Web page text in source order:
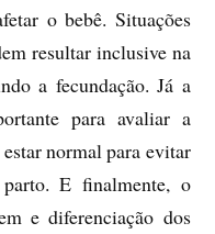
o bebê. Situações
resultar inclusive na
a fecundação. Já a
para avaliar a
normal para evitar
E finalmente, o
e diferenciação dos